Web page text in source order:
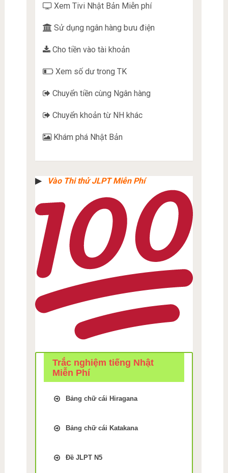
Xem Tivi Nhật Bản Miễn phí
Sử dụng ngân hàng bưu điện
Cho tiền vào tài khoản
Xem số dư trong TK
Chuyển tiền cùng Ngân hàng
Chuyển khoản từ NH khác
Khám phá Nhật Bản
▶︎ Vào Thi thử JLPT Miễn Phí
Trắc nghiệm tiếng Nhật
Miễn Phí
Bảng chữ cái Hiragana
bảng chữ cái Tiếng Nhật
hiragana Bài 1
bảng chữ cái Tiếng Nhật
Bảng chữ cái Katakana
Katakana Bài 9
Đề JLPT N5